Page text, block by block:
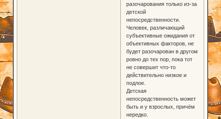
разочарования только из-за
детской
непосредственности.
Человек, различающий
субъективные ожидания от
объективных факторов, не
будет разочарован в другом
ровно до тех пор, пока тот
не совершит что-то
действительно низкое и
подлое.
Детская
непосредственность может
быть и у взрослых, причём
нередко.